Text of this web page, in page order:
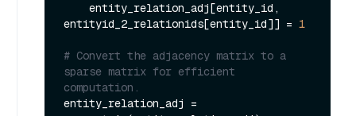
entityid_2_relationids[entity_id]] = 1
# Convert the adjacency matrix to a
sparse matrix for efficient
computation.
entity_relation_adj =